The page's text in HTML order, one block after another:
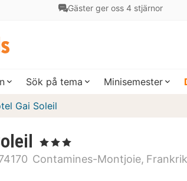
Gäster ger oss 4 stjärnor
Sök på tema Minisemester
Gai Soleil
, 3 Stjärnor
Contamines-Montjoie